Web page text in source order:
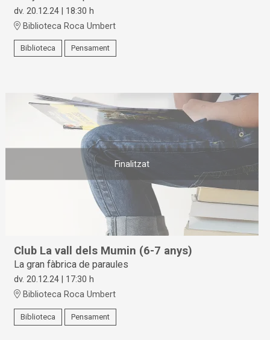
dv. 20.12.24 | 18:30 h
Biblioteca Roca Umbert
Biblioteca Pensament
Finalitzat
Club La vall dels Mumin (6-7 anys)
La gran fàbrica de paraules
dv. 20.12.24 | 17:30 h
Biblioteca Roca Umbert
Biblioteca Pensament